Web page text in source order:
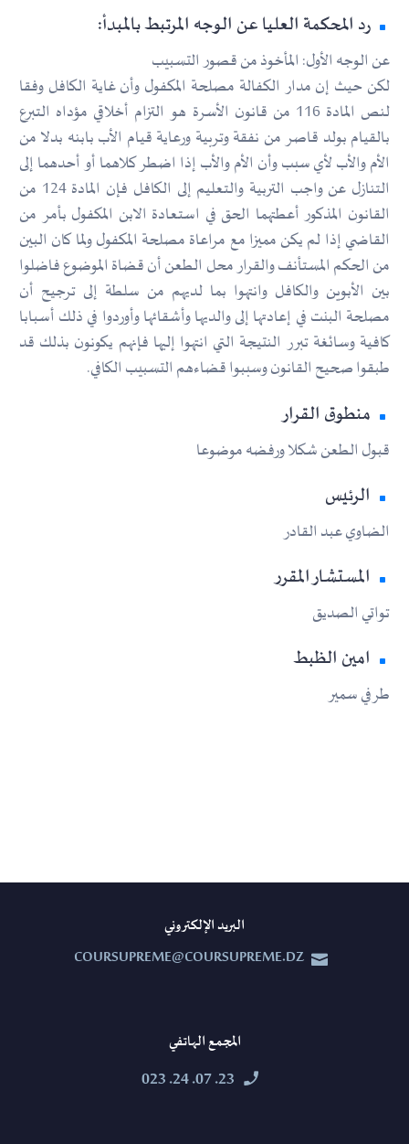
رد المحكمة العليا عن الوجه المرتبط بالمبدأ:
عن الوجه الأول: المأخوذ من قصور التسبيب
لكن حيث إن مدار الكفالة مصلحة المكفول وأن غاية الكافل وفقا
لنص المادة 116 من قانون الأسرة هو التزام أخلاقي مؤداه التبرع
بالقيام بولد قاصر من نفقة وتربية ورعاية قيام الأب بابنه بدلا من
الأم والأب لأي سبب وأن الأم والأب إذا اضطر كلاهما أو أحدهما إلى
التنازل عن واجب التربية والتعليم إلى الكافل فإن المادة 124 من
القانون المذكور أعطتهما الحق في استعادة الابن المكفول بأمر من
القاضي إذا لم يكن مميزا مع مراعاة مصلحة المكفول ولما كان البين
من الحكم المستأنف والقرار محل الطعن أن قضاة الموضوع فاضلوا
بين الأبوين والكافل وانتهوا بما لديهم من سلطة إلى ترجيح أن
مصلحة البنت في إعادتها إلى والديها وأشقائها وأوردوا في ذلك أسبابا
كافية وسائغة تبرر النتيجة التي انتهوا إليها فإنهم يكونون بذلك قد
طبقوا صحيح القانون وسببوا قضاءهم التسبيب الكافي.
منطوق القرار
قبول الطعن شكلا ورفضه موضوعا
الرئيس
الضاوي عبد القادر
المستشار المقرر
تواتي الصديق
امين الظبط
طرفي سمير
البريد الإلكتروني


COURSUPREME@COURSUPREME.DZ
المجمع الهاتفي


23. 07. 24. 023